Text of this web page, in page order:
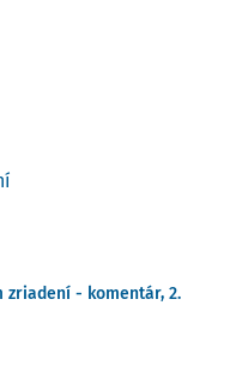
zriadení - komentár, 2.